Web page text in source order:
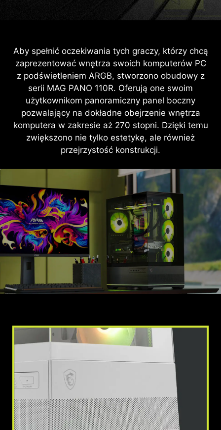
Aby spełnić oczekiwania tych graczy, którzy chcą
zaprezentować wnętrza swoich komputerów PC
z podświetleniem ARGB, stworzono obudowy z
serii MAG PANO 110R. Oferują one swoim
użytkownikom panoramiczny panel boczny
pozwalający na dokładne obejrzenie wnętrza
komputera w zakresie aż 270 stopni. Dzięki temu
zwiększono nie tylko estetykę, ale również
przejrzystość konstrukcji.